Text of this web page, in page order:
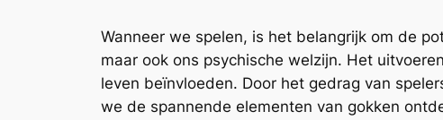
Wanneer we spelen, is het belangrijk om de
maar ook ons psychische welzijn. Het
leven beïnvloeden. Door het gedrag van
we de spannende elementen van gokken